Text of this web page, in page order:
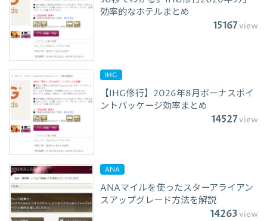
効率的なホテルまとめ
15167view
IHG
【IHG修行】2026年8月ボーナスポイ
ントパッケージ効率まとめ
14527view
ANA
ANAマイルを使ったスターアライアン
スアップグレード方法を解説
14263view